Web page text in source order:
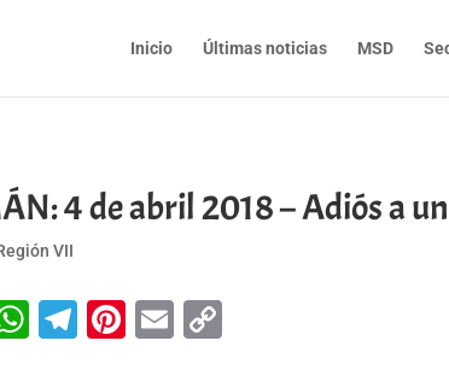
Inicio Últimas noticias MSD
4 de abril 2018 – Adiós a
VII
WhatsApp
Telegram
Pinterest
Email